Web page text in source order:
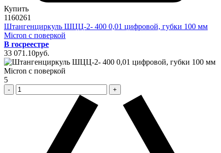
Купить
1160261
Штангенциркуль ШЦЦ-2- 400 0,01 цифровой, губки 100 мм
Micron с поверкой
В госреестре
33 071 .10pуб.
5